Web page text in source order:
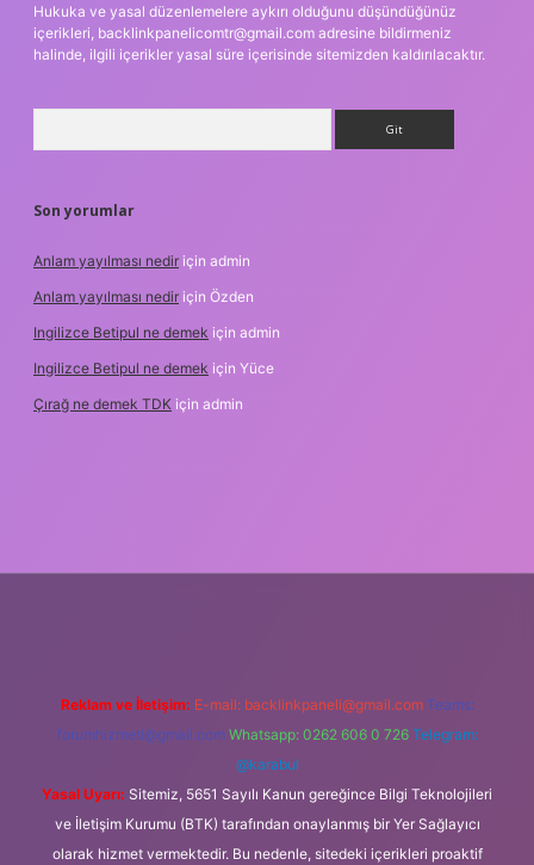
Hukuka ve yasal düzenlemelere aykırı olduğunu düşündüğünüz
içerikleri, backlinkpanelicomtr@gmail.com adresine bildirmeniz
halinde, ilgili içerikler yasal süre içerisinde sitemizden kaldırılacaktır.
Son yorumlar
Anlam yayılması nedir için admin
Anlam yayılması nedir için Özden
Ingilizce Betipul ne demek için admin
Ingilizce Betipul ne demek için Yüce
Çırağ ne demek TDK için admin
Reklam ve İletişim: E-mail: backlinkpaneli@gmail.com Teams:
forumhizmeti@gmail.com Whatsapp: 0262 606 0 726 Telegram:
@karabul
Yasal Uyarı: Sitemiz, 5651 Sayılı Kanun gereğince Bilgi Teknolojileri
ve İletişim Kurumu (BTK) tarafından onaylanmış bir Yer Sağlayıcı
olarak hizmet vermektedir. Bu nedenle, sitedeki içerikleri proaktif